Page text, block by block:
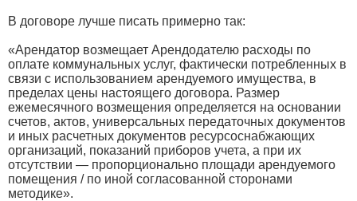
В договоре лучше писать примерно так:
«Арендатор возмещает Арендодателю расходы по
оплате коммунальных услуг, фактически потребленных в
связи с использованием арендуемого имущества, в
пределах цены настоящего договора. Размер
ежемесячного возмещения определяется на основании
счетов, актов, универсальных передаточных документов
и иных расчетных документов ресурсоснабжающих
организаций, показаний приборов учета, а при их
отсутствии — пропорционально площади арендуемого
помещения / по иной согласованной сторонами
методике».